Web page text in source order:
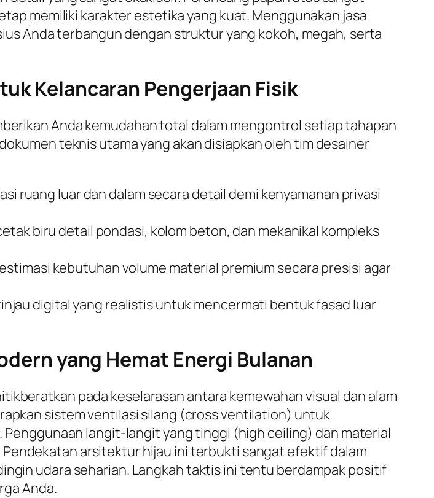
memiliki karakter estetika yang kuat. Menggunakan jasa
Anda terbangun dengan struktur yang kokoh, megah, serta
Kelancaran Pengerjaan Fisik
Anda kemudahan total dalam mengontrol setiap tahapan
teknis utama yang akan disiapkan oleh tim desainer
ruang luar dan dalam secara detail demi kenyamanan privasi
biru detail pondasi, kolom beton, dan mekanikal kompleks
kebutuhan volume material premium secara presisi agar
digital yang realistis untuk mencermati bentuk fasad luar
yang Hemat Energi Bulanan
pada keselarasan antara kemewahan visual dan alam
sistem ventilasi silang (cross ventilation) untuk
Penggunaan langit-langit yang tinggi (high ceiling) dan material
arsitektur hijau ini terbukti sangat efektif dalam
udara seharian. Langkah taktis ini tentu berdampak positif
Anda.